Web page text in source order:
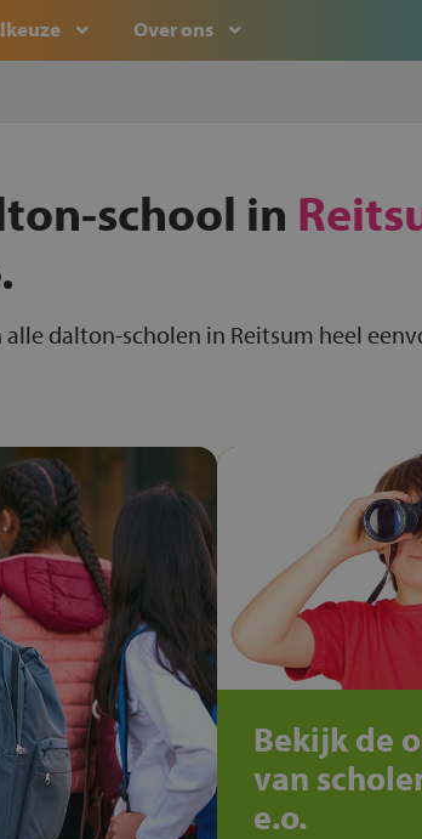
Over ons
school in
dalton-scholen in Reitsum heel
Bekijk de
van
e.o.